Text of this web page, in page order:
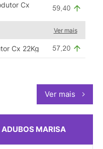
Cx
Ver mais
Cx 22Kg
Ver mais
ADUBOS MARISA